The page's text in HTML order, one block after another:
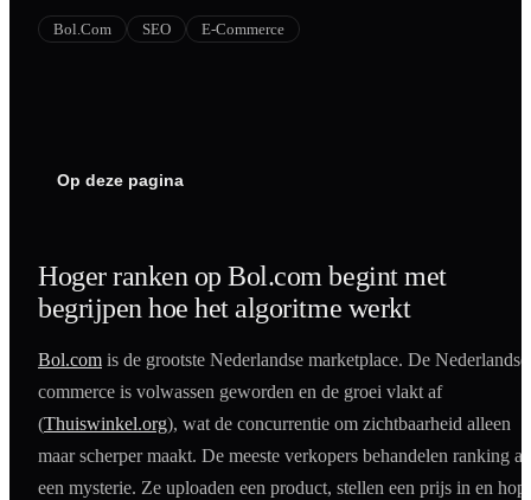
SEO
Bol.com SEO E-Commerce
Op deze pagina
Hoger ranken op Bol.com begint met
begrijpen hoe het algoritme werkt
Bol.com is de grootste Nederlandse marketplace. De
commerce is volwassen geworden en de groei vlakt af
(Thuiswinkel.org), wat de concurrentie om zichtbaarheid alleen
maar scherper maakt. De meeste verkopers behandelen ranking
een mysterie. Ze uploaden een product, stellen een prijs in en